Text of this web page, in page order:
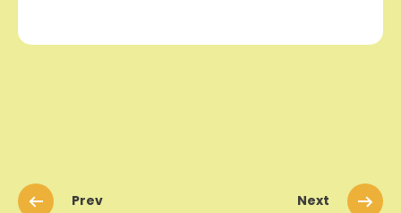
Prev Next